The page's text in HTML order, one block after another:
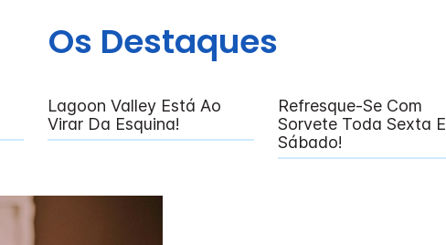
Os Destaques
Lagoon Valley Está Ao
Virar Da Esquina!
Refresque-Se Com
Sorvete Toda Sexta E
Sábado!